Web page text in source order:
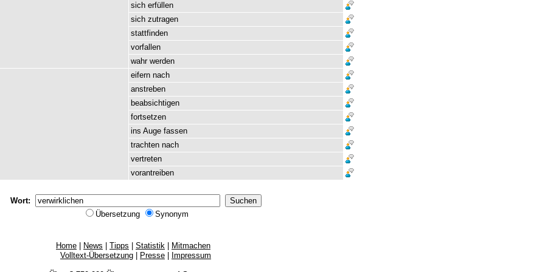
sich erfüllen
sich zutragen
stattfinden
vorfallen
wahr werden
eifern nach
anstreben
beabsichtigen
fortsetzen
ins Auge fassen
trachten nach
vertreten
vorantreiben
Wort:
Übersetzung
Synonym
Home News Tipps Statistik
Mitmachen
Volltext-Übersetzung
Presse Impressum